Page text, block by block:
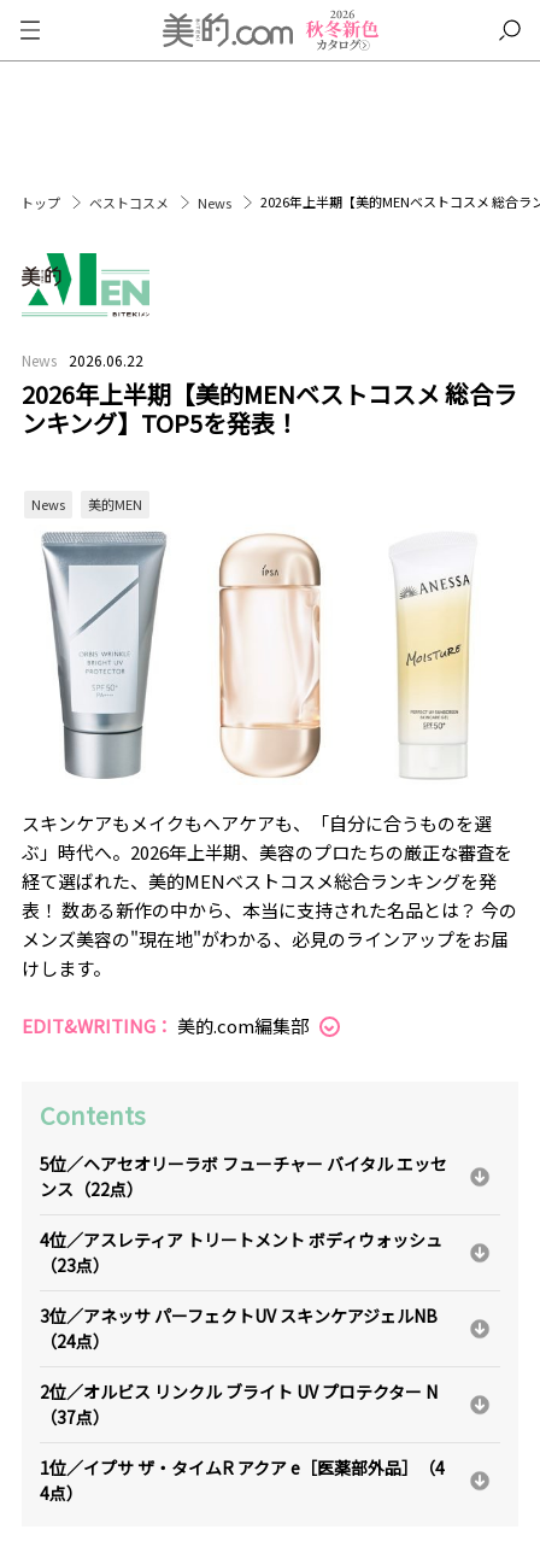
トップ ベストコスメ News 2026年上半期【美的MENベストコスメ 総合ラ
News 2026.06.22
2026年上半期【美的MENベストコスメ 総合ラ
ンキング】TOP5を発表！
News 美的MEN
スキンケアもメイクもヘアケアも、「自分に合うものを選
ぶ」時代へ。2026年上半期、美容のプロたちの厳正な審査を
経て選ばれた、美的MENベストコスメ総合ランキングを発
表！ 数ある新作の中から、本当に支持された名品とは？ 今の
メンズ美容の"現在地"がわかる、必見のラインアップをお届
けします。
EDIT&WRITING： 美的.com編集部
Contents
5位／ヘアセオリーラボ フューチャー バイタル エッセ
ンス（22点）
4位／アスレティア トリートメント ボディウォッシュ
（23点）
3位／アネッサ パーフェクトUV スキンケアジェルNB
（24点）
2位／オルビス リンクル ブライト UV プロテクター N
（37点）
1位／イプサ ザ・タイムR アクア e［医薬部外品］（4
4点）